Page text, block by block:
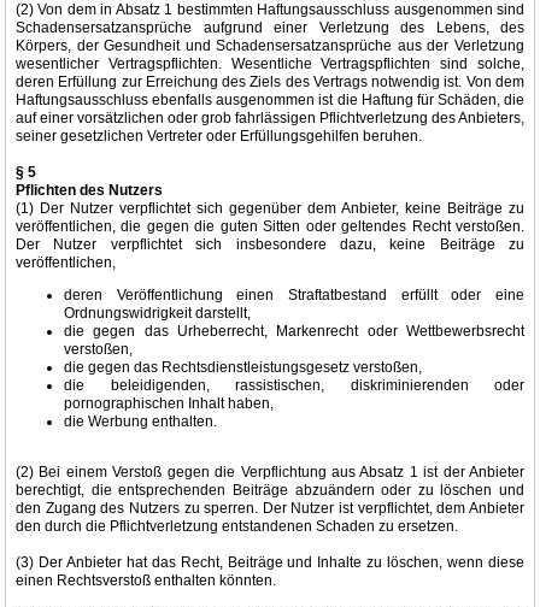
(2) Von dem in Absatz 1 bestimmten Haftungsausschluss ausgenommen sind
Schadensersatzansprüche aufgrund einer Verletzung des Lebens, des
Körpers, der Gesundheit und Schadensersatzansprüche aus der Verletzung
wesentlicher Vertragspflichten. Wesentliche Vertragspflichten sind solche,
deren Erfüllung zur Erreichung des Ziels des Vertrags notwendig ist. Von dem
Haftungsausschluss ebenfalls ausgenommen ist die Haftung für Schäden, die
auf einer vorsätzlichen oder grob fahrlässigen Pflichtverletzung des Anbieters,
seiner gesetzlichen Vertreter oder Erfüllungsgehilfen beruhen.
§ 5
Pflichten des Nutzers
(1) Der Nutzer verpflichtet sich gegenüber dem Anbieter, keine Beiträge zu
veröffentlichen, die gegen die guten Sitten oder geltendes Recht verstoßen.
Der Nutzer verpflichtet sich insbesondere dazu, keine Beiträge zu
veröffentlichen,
deren Veröffentlichung einen Straftatbestand erfüllt oder eine
Ordnungswidrigkeit darstellt,
die gegen das Urheberrecht, Markenrecht oder Wettbewerbsrecht
verstoßen,
die gegen das Rechtsdienstleistungsgesetz verstoßen,
die beleidigenden, rassistischen, diskriminierenden oder
pornographischen Inhalt haben,
die Werbung enthalten.
(2) Bei einem Verstoß gegen die Verpflichtung aus Absatz 1 ist der Anbieter
berechtigt, die entsprechenden Beiträge abzuändern oder zu löschen und
den Zugang des Nutzers zu sperren. Der Nutzer ist verpflichtet, dem Anbieter
den durch die Pflichtverletzung entstandenen Schaden zu ersetzen.
(3) Der Anbieter hat das Recht, Beiträge und Inhalte zu löschen, wenn diese
einen Rechtsverstoß enthalten könnten.